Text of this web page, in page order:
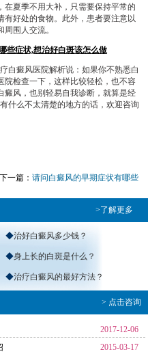
夏季不用大补，只需要保持平常的
好处的食物。此外，患者要注意以
围人交流。
些症状,想治好白斑该怎么做
癜风医院解析说：如果你不熟悉白
院检查一下，这样比较轻松，也不容
癜风，也别轻易自我诊断，就算是经
什么不太清楚的地方的话，欢迎咨询
下一篇： 请问白癜风的早期症状有哪些
>了解更多
◆治好白癜风多少钱？
◆身上长的白斑是什么？
◆治疗白癜风的最好方法？
> 点击咨询
2017-12-06
2015-03-17